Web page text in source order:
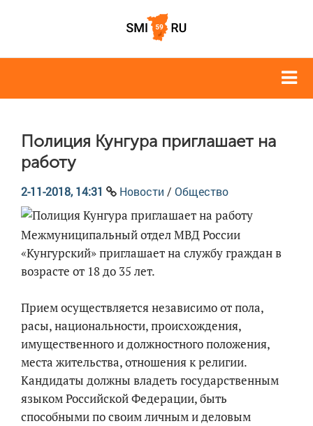
Полиция Кунгура приглашает на
работу
2-11-2018, 14:31 Новости / Общество
Межмуниципальный отдел МВД России
«Кунгурский» приглашает на службу граждан в
возрасте от 18 до 35 лет.
Прием осуществляется независимо от пола,
расы, национальности, происхождения,
имущественного и должностного положения,
места жительства, отношения к религии.
Кандидаты должны владеть государственным
языком Российской Федерации, быть
способными по своим личным и деловым